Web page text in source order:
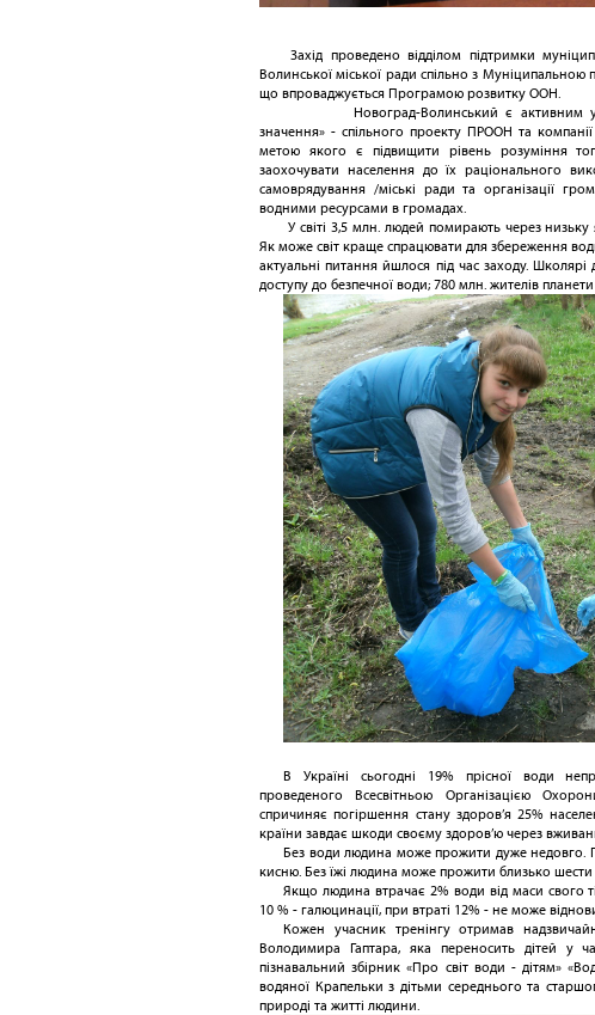
Захід проведено відділом підтримки
Волинської міської ради спільно з
що впроваджується Програмою розвитку ООН.
Новоград-Волинський є активним
значення» - спільного проекту ПРООН та
метою якого є підвищити рівень розуміння
заохочувати населення до їх раціонального
самоврядування /міські ради та організації
водними ресурсами в громадах.
У світі 3,5 млн. людей помирають через низьку
Як може світ краще спрацювати для збереження
актуальні питання йшлося під час заходу.
доступу до безпечної води; 780 млн. жителів
В Україні сьогодні 19% прісної води
проведеного Всесвітньою Організацією
спричиняє погіршення стану здоров’я 25%
країни завдає шкоди своєму здоров’ю через
Без води людина може прожити дуже недовго.
кисню. Без їжі людина може прожити близько шести
Якщо людина втрачає 2% води від маси свого
10 % - галюцинації, при втраті 12% - не може
Кожен учасник тренінгу отримав
Володимира Гаптара, яка переносить дітей у
пізнавальний збірник «Про світ води - дітям»
водяної Крапельки з дітьми середнього та
природі та житті людини.